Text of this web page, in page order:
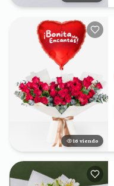
16 viendo